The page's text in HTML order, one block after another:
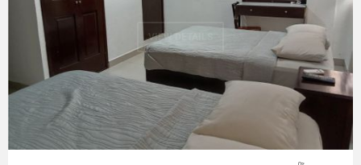
VIEW DETAILS